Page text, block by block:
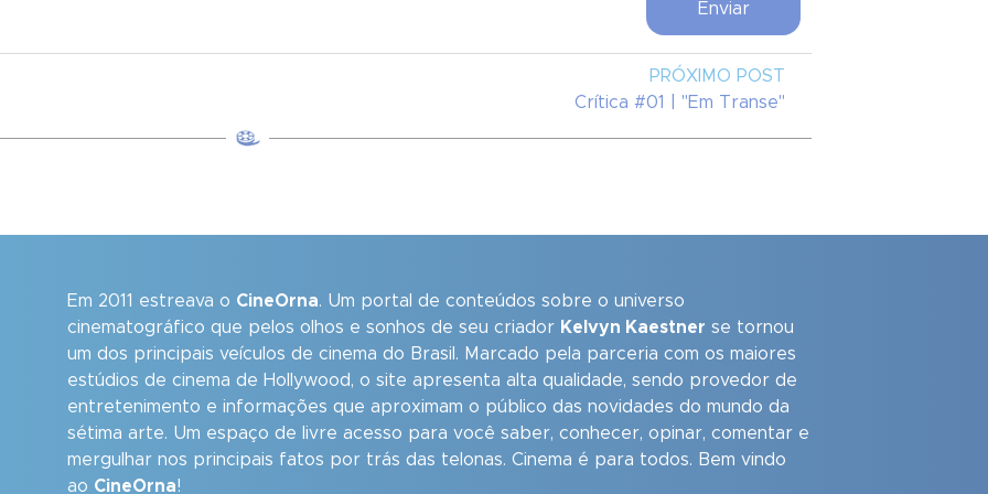
PRÓXIMO POST
Crítica #01 | "Em Transe"
Em 2011 estreava o CineOrna. Um portal de conteúdos sobre o universo
cinematográfico que pelos olhos e sonhos de seu criador Kelvyn Kaestner se tornou
um dos principais veículos de cinema do Brasil. Marcado pela parceria com os maiores
estúdios de cinema de Hollywood, o site apresenta alta qualidade, sendo provedor de
entretenimento e informações que aproximam o público das novidades do mundo da
sétima arte. Um espaço de livre acesso para você saber, conhecer, opinar, comentar e
mergulhar nos principais fatos por trás das telonas. Cinema é para todos. Bem vindo
ao CineOrna!